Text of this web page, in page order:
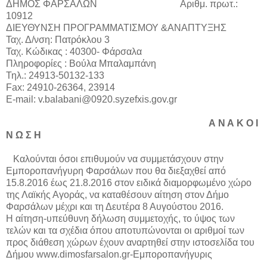
ΔΗΜΟΣ ΦΑΡΣΑΛΩΝ Αριθμ. πρωτ.:
10912
ΔΙΕΥΘΥΝΣΗ ΠΡΟΓΡΑΜΜΑΤΙΣΜΟΥ &ΑΝΑΠΤΥΞΗΣ
Ταχ. Δ/νση: Πατρόκλου 3
Ταχ. Κώδικας : 40300- Φάρσαλα
Πληροφορίες : Βούλα Μπαλαμπάνη
Τηλ.: 24913-50132-133
Fax: 24910-26364, 23914
E-mail: v.balabani@0920.syzefxis.gov.gr
Α Ν Α Κ Ο Ι
Ν Ω Σ Η
Καλούνται όσοι επιθυμούν να συμμετάσχουν στην
Εμποροπανήγυρη Φαρσάλων που θα διεξαχθεί από
15.8.2016 έως 21.8.2016 στον ειδικά διαμορφωμένο χώρο
της Λαϊκής Αγοράς, να καταθέσουν αίτηση στον Δήμο
Φαρσάλων μέχρι και τη Δευτέρα 8 Αυγούστου 2016.
Η αίτηση-υπεύθυνη δήλωση συμμετοχής, το ύψος των
τελών και τα σχέδια όπου αποτυπώνονται οι αριθμοί των
προς διάθεση χώρων έχουν αναρτηθεί στην ιστοσελίδα του
Δήμου www.dimosfarsalon.gr-Eμποροπανήγυρις